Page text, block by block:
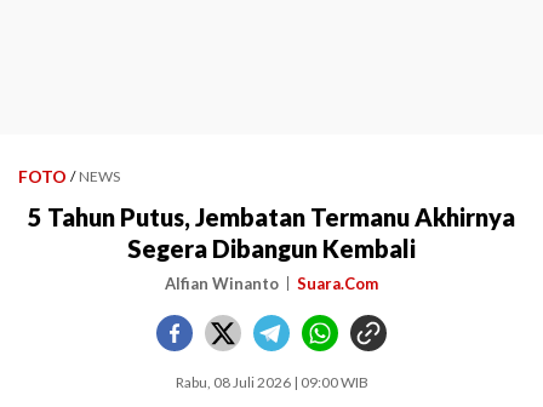
FOTO / NEWS
5 Tahun Putus, Jembatan Termanu Akhirnya
Segera Dibangun Kembali
Alfian Winanto Suara.Com
Rabu, 08 Juli 2026 | 09:00 WIB